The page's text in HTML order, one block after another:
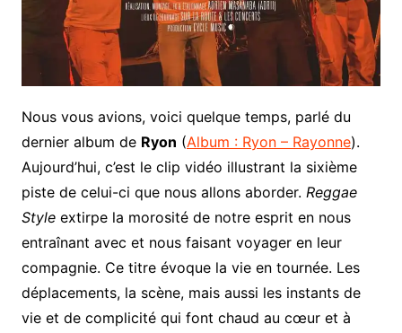
Nous vous avions, voici quelque temps, parlé du
dernier album de Ryon (Album : Ryon – Rayonne).
Aujourd’hui, c’est le clip vidéo illustrant la sixième
piste de celui-ci que nous allons aborder. Reggae
Styleextirpe la morosité de notre esprit en nous
entraînant avec et nous faisant voyager en leur
compagnie. Ce titre évoque la vie en tournée. Les
déplacements, la scène, mais aussi les instants de
vie et de complicité qui font chaud au cœur et à